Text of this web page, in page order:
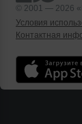
© 2001 — 2026
Условия
Контактная